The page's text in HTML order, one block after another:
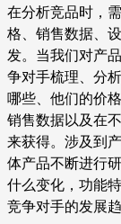
在分析竞品时，
格、销售数据、
发。当我们对产
争对手梳理、分
哪些、他们的价
销售数据以及在
来获得。涉及到
体产品不断进行
什么变化，功能
竞争对手的发展